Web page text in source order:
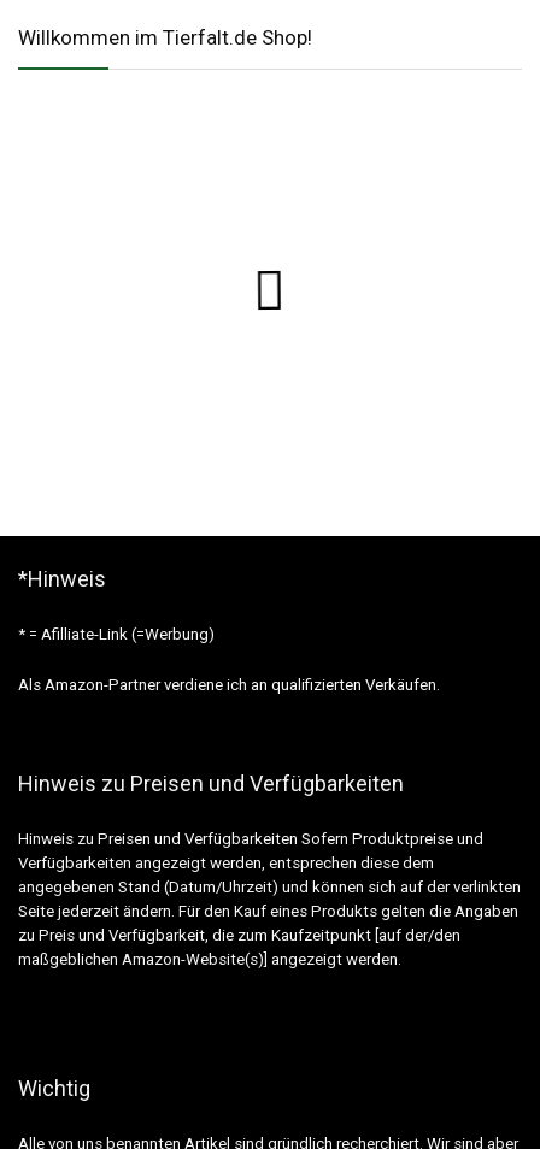
Willkommen im Tierfalt.de Shop!
*Hinweis
* = Afilliate-Link (=Werbung)
Als Amazon-Partner verdiene ich an qualifizierten Verkäufen.
Hinweis zu Preisen und Verfügbarkeiten
Hinweis zu Preisen und Verfügbarkeiten Sofern Produktpreise und
Verfügbarkeiten angezeigt werden, entsprechen diese dem
angegebenen Stand (Datum/Uhrzeit) und können sich auf der verlinkten
Seite jederzeit ändern. Für den Kauf eines Produkts gelten die Angaben
zu Preis und Verfügbarkeit, die zum Kaufzeitpunkt [auf der/den
maßgeblichen Amazon-Website(s)] angezeigt werden.
Wichtig
Alle von uns benannten Artikel sind gründlich recherchiert. Wir sind aber